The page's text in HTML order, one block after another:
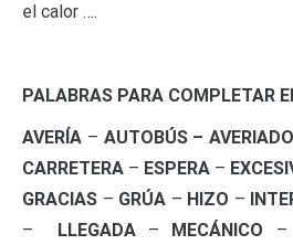
el calor ….
PALABRAS PARA COMPLETAR
AVERÍA – AUTOBÚS –AVERIADO
CARRETERA – ESPERA –
GRACIAS – GRÚA – HIZO –
– LLEGADA – MECÁNICO –